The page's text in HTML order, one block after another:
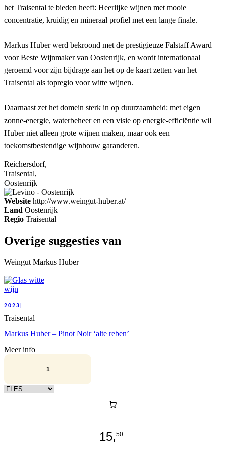
het Traisental te bieden heeft: Heerlijke wijnen met mooie
concentratie, kruidig en mineraal profiel met een lange finale.
Markus Huber werd bekroond met de prestigieuze Falstaff Award
voor Beste Wijnmaker van Oostenrijk, en wordt internationaal
geroemd voor zijn bijdrage aan het op de kaart zetten van het
Traisental als topregio voor witte wijnen.
Daarnaast zet het domein sterk in op duurzaamheid: met eigen
zonne-energie, waterbeheer en een visie op energie-efficiëntie wil
Huber niet alleen grote wijnen maken, maar ook een
toekomstbestendige wijnbouw garanderen.
Reichersdorf,
Traisental,
Oostenrijk
Website http://www.weingut-huber.at/
Land Oostenrijk
Regio Traisental
Overige suggesties van
Weingut Markus Huber
2023|
Traisental
Markus Huber – Pinot Noir ‘alte reben’
Meer info
Kies verpakking
15,50